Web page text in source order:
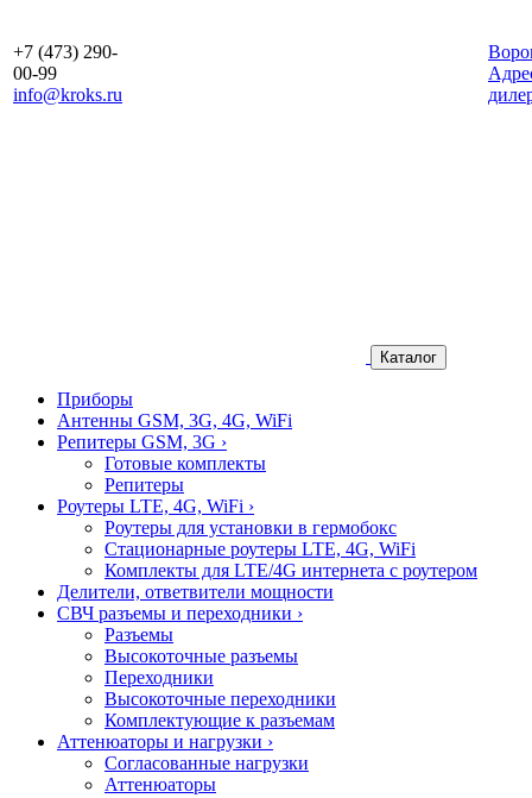
+7 (473) 290-
00-99
info@kroks.ru
Каталог
Приборы
Антенны GSM, 3G, 4G, WiFi
Репитеры GSM, 3G ›
Готовые комплекты
Репитеры
Роутеры LTE, 4G, WiFi ›
Роутеры для установки в гермобокс
Стационарные роутеры LTE, 4G, WiFi
Комплекты для LTE/4G интернета с роутером
Делители, ответвители мощности
СВЧ разъемы и переходники ›
Разъемы
Высокоточные разъемы
Переходники
Высокоточные переходники
Комплектующие к разъемам
Аттенюаторы и нагрузки ›
Согласованные нагрузки
Аттенюаторы